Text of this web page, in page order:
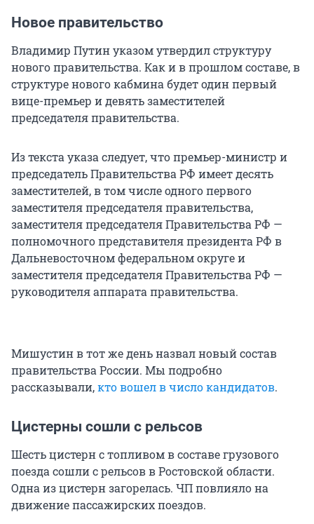
Новое правительство
Владимир Путин указом утвердил структуру
нового правительства. Как и в прошлом составе, в
структуре нового кабмина будет один первый
вице-премьер и девять заместителей
председателя правительства.
Из текста указа следует, что премьер-министр и
председатель Правительства РФ имеет десять
заместителей, в том числе одного первого
заместителя председателя правительства,
заместителя председателя Правительства РФ —
полномочного представителя президента РФ в
Дальневосточном федеральном округе и
заместителя председателя Правительства РФ —
руководителя аппарата правительства.
Мишустин в тот же день назвал новый состав
правительства России. Мы подробно
рассказывали,кто вошел в число кандидатов.
Цистерны сошли с рельсов
Шесть цистерн с топливом в составе грузового
поезда сошли с рельсов в Ростовской области.
Одна из цистерн загорелась. ЧП повлияло на
движение пассажирских поездов.